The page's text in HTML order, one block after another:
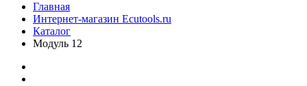
Главная
Интернет-магазин Ecutools.ru
Каталог
Модуль 12